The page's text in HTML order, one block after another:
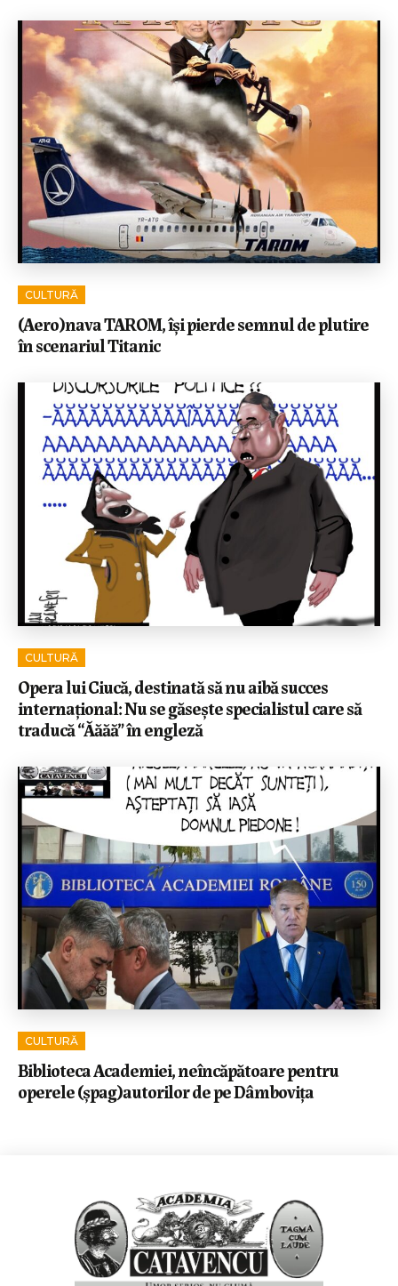
CULTURĂ
(Aero)nava TAROM, își pierde semnul de plutire
în scenariul Titanic
CULTURĂ
Opera lui Ciucă, destinată să nu aibă succes
internațional: Nu se găsește specialistul care să
traducă “Ăăăă” în engleză
CULTURĂ
Biblioteca Academiei, neîncăpătoare pentru
operele (șpag)autorilor de pe Dâmbovița